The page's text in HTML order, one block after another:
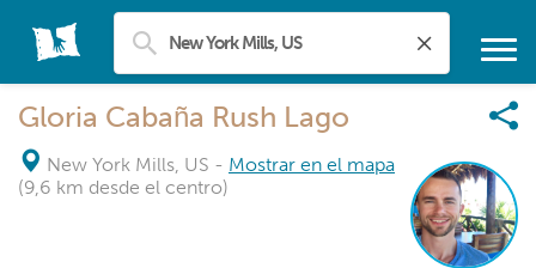
Gloria Cabaña Rush Lago
New York Mills, US - Mostrar en el mapa
(9,6 km desde el centro)